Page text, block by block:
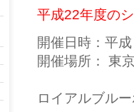
平成22年度の
開催日時：平
開催場所： 東
ロイアルブル